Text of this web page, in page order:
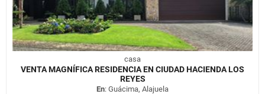
casa
VENTA MAGNÍFICA RESIDENCIA EN CIUDAD HACIENDA LOS
REYES
En: Guácima, Alajuela